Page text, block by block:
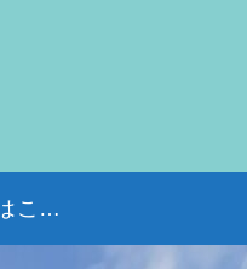
息子のブログはこちら